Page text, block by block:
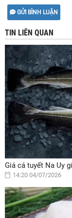
GỬI BÌNH LUẬN
TIN LIÊN QUAN
Giá cá tuyết Na Uy
14:20 04/07/2026